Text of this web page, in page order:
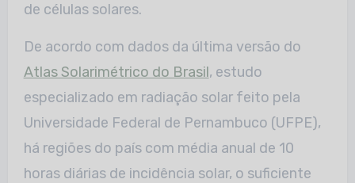
de células solares.
De acordo com dados da última versão do
Atlas Solarimétrico do Brasil, estudo
especializado em radiação solar feito pela
Universidade Federal de Pernambuco (UFPE),
há regiões do país com média anual de 10
horas diárias de incidência solar, o suficiente